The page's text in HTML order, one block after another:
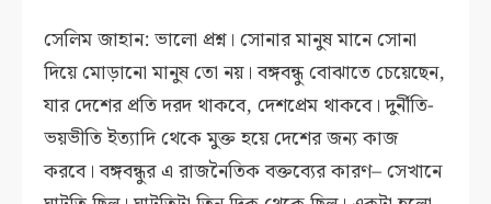
সেলিম জাহান: ভালো প্রশ্ন। সোনার মানুষ মানে সোনা
দিয়ে মোড়ানো মানুষ তো নয়। বঙ্গবন্ধু বোঝাতে চেয়েছেন,
যার দেশের প্রতি দরদ থাকবে, দেশপ্রেম থাকবে। দুর্নীতি-
ভয়ভীতি ইত্যাদি থেকে মুক্ত হয়ে দেশের জন্য কাজ
করবে। বঙ্গবন্ধুর এ রাজনৈতিক বক্তব্যের কারণ– সেখানে